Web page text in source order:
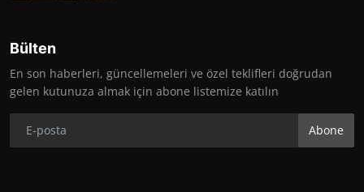
Bülten
En son haberleri, güncellemeleri ve özel teklifleri doğrudan
gelen kutunuza almak için abone listemize katılın
Abone